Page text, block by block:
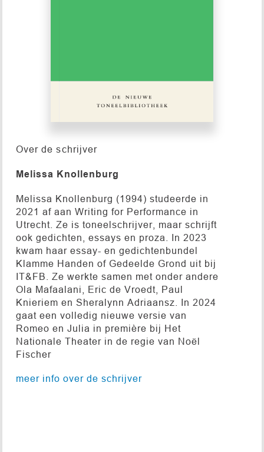
Over de schrijver
Melissa Knollenburg
Melissa Knollenburg (1994) studeerde in
2021 af aan Writing for Performance in
Utrecht. Ze is toneelschrijver, maar schrijft
ook gedichten, essays en proza. In 2023
kwam haar essay- en gedichtenbundel
Klamme Handen of Gedeelde Grond uit bij
IT&FB. Ze werkte samen met onder andere
Ola Mafaalani, Eric de Vroedt, Paul
Knieriem en Sheralynn Adriaansz. In 2024
gaat een volledig nieuwe versie van
Romeo en Julia in première bij Het
Nationale Theater in de regie van Noël
Fischer
meer info over de schrijver